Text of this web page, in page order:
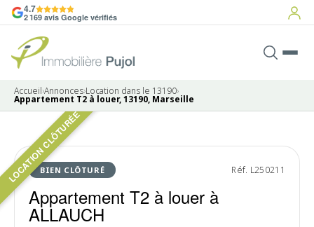
4.7
2 169 avis Google vérifiés
Accueil›Annonces›Location dans le 13190›
Appartement T2 à louer, 13190, Marseille
LOCATION CLÔTURÉE
BIEN CLÔTURÉ Réf. L250211
Appartement T2 à louer à
ALLAUCH
LOUÉ